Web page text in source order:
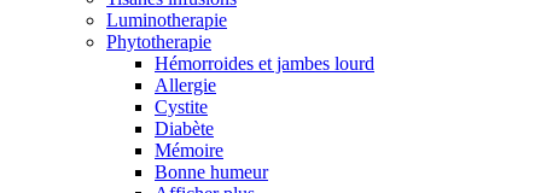
Luminotherapie
Phytotherapie
Hémorroides et jambes lourd
Allergie
Cystite
Diabète
Mémoire
Bonne humeur